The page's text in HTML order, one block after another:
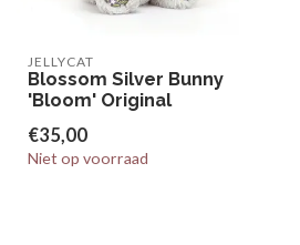
JELLYCAT
Blossom Silver Bunny
'Bloom' Original
€35,00
Niet op voorraad